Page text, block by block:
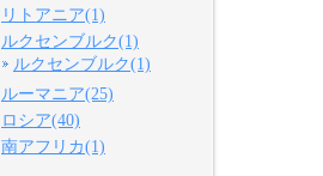
リトアニア(1)
ルクセンブルク(1)
ルクセンブルク(1)
ルーマニア(25)
ロシア(40)
南アフリカ(1)